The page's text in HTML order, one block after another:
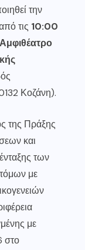
την
τις 10:00
Αμφιθέατρο
Κοζάνη).
της Πράξης
και
των
με
με
στο